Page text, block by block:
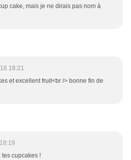
cake, mais je ne dirais pas nom à
18:21
et excellent fruit<br /> bonne fin de
tes cupcakes !